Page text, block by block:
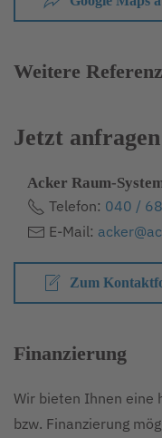
Weitere
Jetzt anfragen
Acker Raum-
Telefon: 040 /
E-Mail:
Zum
Finanzierung
Wir bieten Ihnen eine
bzw. Finanzierung